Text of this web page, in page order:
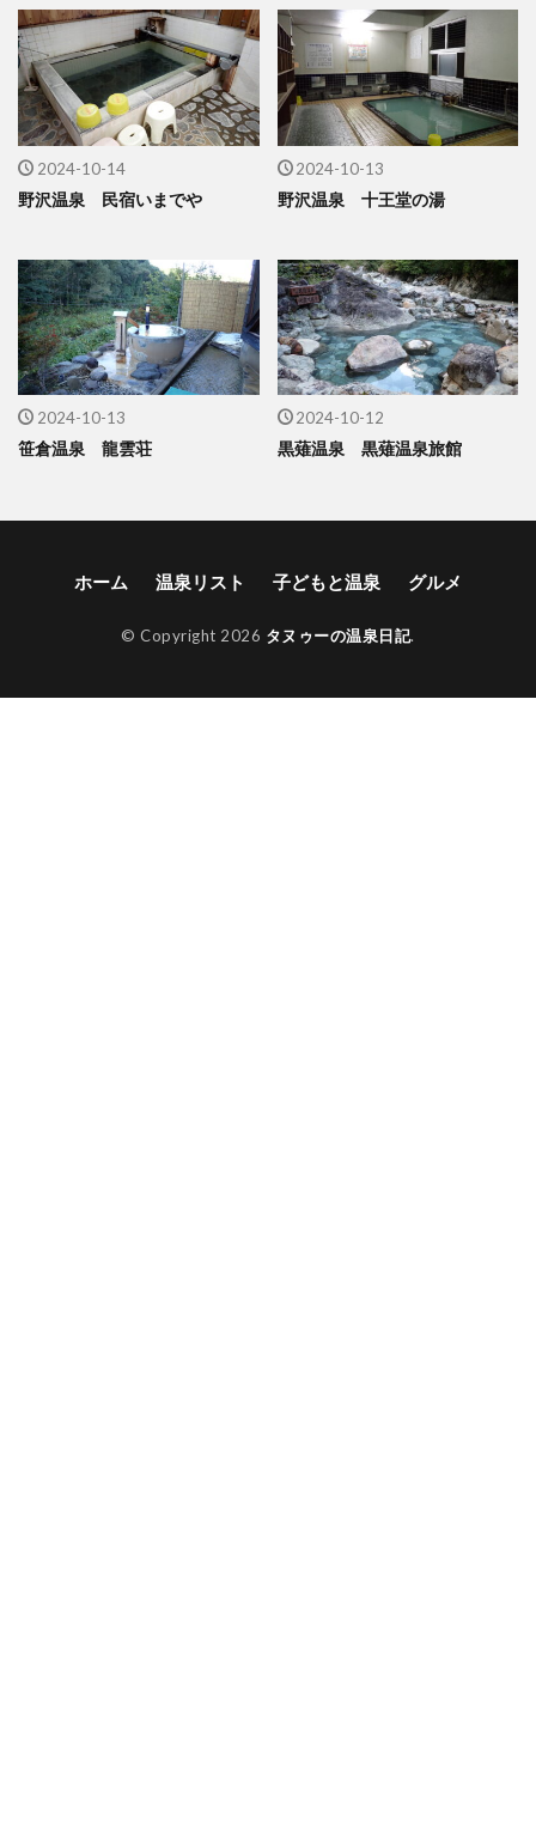
2024-10-14
野沢温泉 民宿いまでや
2024-10-13
野沢温泉 十王堂の湯
2024-10-13
笹倉温泉 龍雲荘
2024-10-12
黒薙温泉 黒薙温泉旅館
ホーム 温泉リスト 子どもと温泉 グルメ
© Copyright 2026 タヌゥーの温泉日記.